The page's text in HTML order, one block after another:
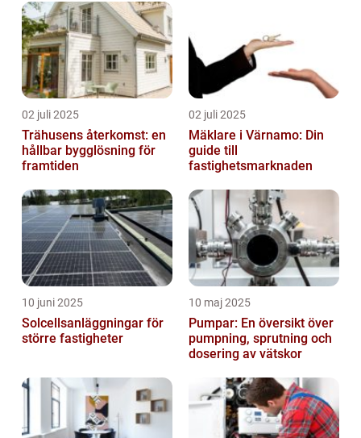
02 juli 2025
Trähusens återkomst: en
hållbar bygglösning för
framtiden
02 juli 2025
Mäklare i Värnamo: Din
guide till
fastighetsmarknaden
10 juni 2025
Solcellsanläggningar för
större fastigheter
10 maj 2025
Pumpar: En översikt över
pumpning, sprutning och
dosering av vätskor